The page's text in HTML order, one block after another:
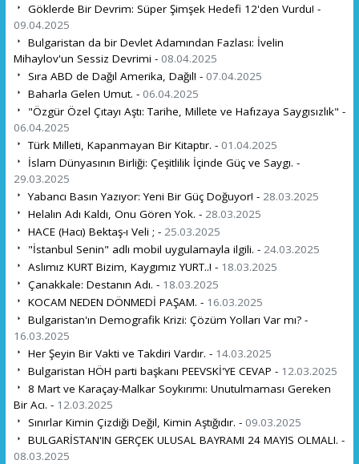
Göklerde Bir Devrim: Süper Şimşek Hedefi 12'den Vurdu! -
09.04.2025
Bulgaristan da bir Devlet Adamından Fazlası: İvelin
Mihaylov'un Sessiz Devrimi - 08.04.2025
Sıra ABD de Dağıl Amerika, Dağıl! - 07.04.2025
Baharla Gelen Umut. - 06.04.2025
"Özgür Özel Çıtayı Aştı: Tarihe, Millete ve Hafızaya Saygısızlık" -
06.04.2025
Türk Milleti, Kapanmayan Bir Kitaptır. - 01.04.2025
İslam Dünyasının Birliği: Çeşitlilik İçinde Güç ve Saygı. -
29.03.2025
Yabancı Basın Yazıyor: Yeni Bir Güç Doğuyor! - 28.03.2025
Helalın Adı Kaldı, Onu Gören Yok. - 28.03.2025
HACE (Hacı) Bektaş-ı Veli ; - 25.03.2025
"İstanbul Senin" adlı mobil uygulamayla ilgili. - 24.03.2025
Aslımız KURT Bizim, Kaygımız YURT..! - 18.03.2025
Çanakkale: Destanın Adı. - 18.03.2025
KOCAM NEDEN DÖNMEDİ PAŞAM. - 16.03.2025
Bulgaristan'ın Demografik Krizi: Çözüm Yolları Var mı? -
16.03.2025
Her Şeyin Bir Vakti ve Takdiri Vardır. - 14.03.2025
Bulgaristan HÖH parti başkanı PEEVSKİ'YE CEVAP - 12.03.2025
8 Mart ve Karaçay-Malkar Soykırımı: Unutulmaması Gereken
Bir Acı. - 12.03.2025
Sınırlar Kimin Çizdiği Değil, Kimin Aştığıdır. - 09.03.2025
BULGARİSTAN'IN GERÇEK ULUSAL BAYRAMI 24 MAYIS OLMALI. -
08.03.2025